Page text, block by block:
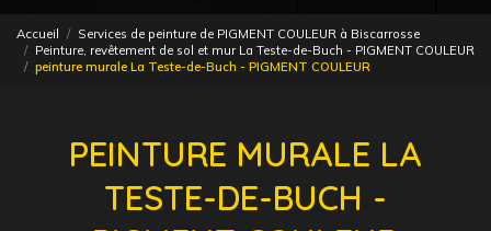
Accueil
Services de peinture de PIGMENT COULEUR à Biscarrosse
Peinture, revêtement de sol et mur La Teste-de-Buch - PIGMENT COULEUR
peinture murale La Teste-de-Buch - PIGMENT COULEUR
PEINTURE MURALE LA
TESTE-DE-BUCH -